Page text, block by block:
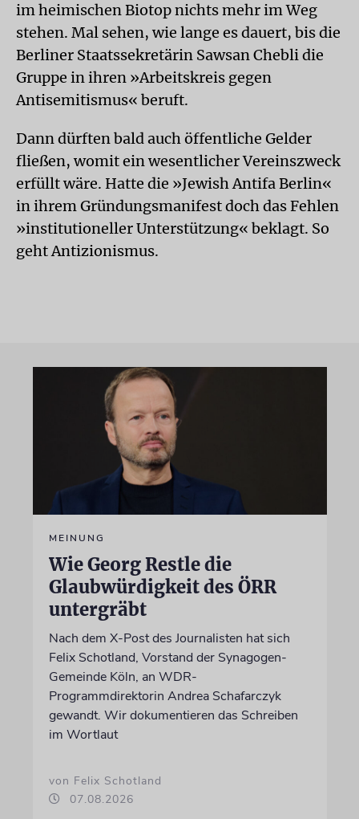
im heimischen Biotop nichts mehr im Weg
stehen. Mal sehen, wie lange es dauert, bis die
Berliner Staatssekretärin Sawsan Chebli die
Gruppe in ihren »Arbeitskreis gegen
Antisemitismus« beruft.
Dann dürften bald auch öffentliche Gelder
fließen, womit ein wesentlicher Vereinszweck
erfüllt wäre. Hatte die »Jewish Antifa Berlin«
in ihrem Gründungsmanifest doch das Fehlen
»institutioneller Unterstützung« beklagt. So
geht Antizionismus.
MEINUNG
Wie Georg Restle die
Glaubwürdigkeit des ÖRR
untergräbt
Nach dem X-Post des Journalisten hat sich
Felix Schotland, Vorstand der Synagogen-
Gemeinde Köln, an WDR-
Programmdirektorin Andrea Schafarczyk
gewandt. Wir dokumentieren das Schreiben
im Wortlaut
von Felix Schotland
07.08.2026